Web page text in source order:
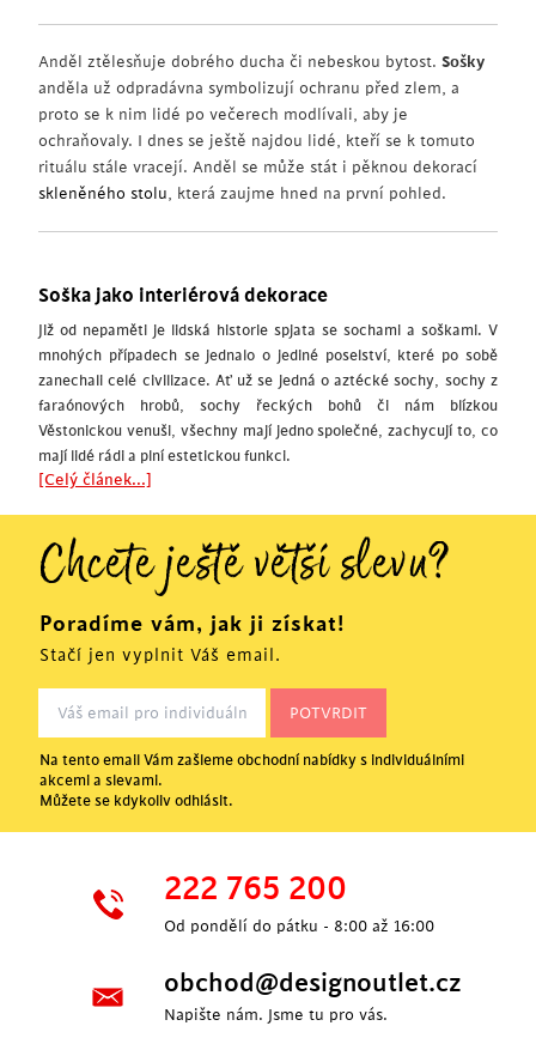
Anděl ztělesňuje dobrého ducha či nebeskou bytost. Sošky
anděla už odpradávna symbolizují ochranu před zlem, a
proto se k nim lidé po večerech modlívali, aby je
ochraňovaly. I dnes se ještě najdou lidé, kteří se k tomuto
rituálu stále vracejí. Anděl se může stát i pěknou dekorací
skleněného stolu, která zaujme hned na první pohled.
Soška jako interiérová dekorace
Již od nepaměti je lidská historie spjata se sochami a soškami. V
mnohých případech se jednalo o jediné poselství, které po sobě
zanechali celé civilizace. Ať už se jedná o aztécké sochy, sochy z
faraónových hrobů, sochy řeckých bohů či nám blízkou
Věstonickou venuši, všechny mají jedno společné, zachycují to, co
mají lidé rádi a plní estetickou funkci.
[Celý článek...]
Chcete ještě větší slevu?
Poradíme vám, jak ji získat!
Stačí jen vyplnit Váš email.
Na tento email Vám zašleme obchodní nabídky s individuálními
akcemi a slevami.
Můžete se kdykoliv odhlásit.
222 765 200
Od pondělí do pátku - 8:00 až 16:00
obchod@designoutlet.cz
Napište nám. Jsme tu pro vás.